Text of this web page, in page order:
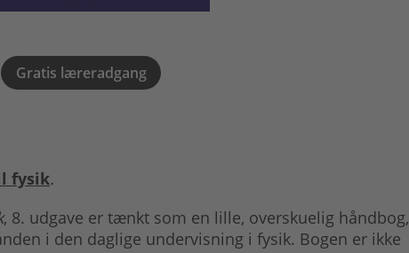
Gratis læreradgang
fysik.
, 8. udgave er tænkt som en lille, overskuelig håndbog,
i den daglige undervisning i fysik. Bogen er ikke